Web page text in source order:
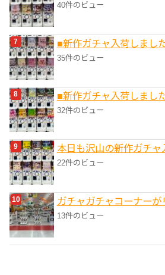
40件のビュー
■新作ガチャ入荷しまし
35件のビュー
■新作ガチャ入荷しまし
32件のビュー
本日も沢山の新作ガチャ
22件のビュー
ガチャガチャコーナーが
13件のビュー